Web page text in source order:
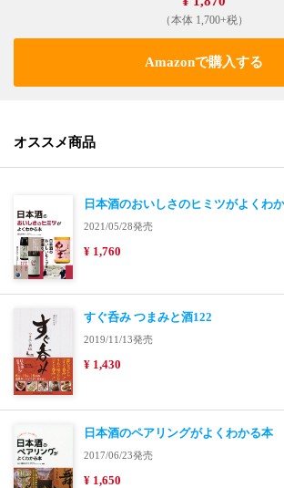
（本体 1,700+税）
Amazonで購入する
オススメ商品
日本酒のおいしさのヒミツがよくわ
2021/05/28発売
¥ 1,760
すぐ呑み つまみと酒122
2019/11/13発売
¥ 1,430
日本酒のペアリングがよくわかる本
2017/06/23発売
¥ 1,650